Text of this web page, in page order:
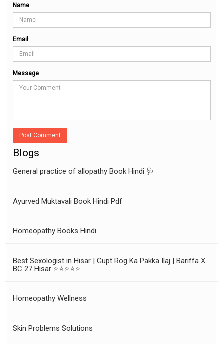
Name
Email
Message
Post Comment
Blogs
General practice of allopathy Book Hindi 🩺
Ayurved Muktavali Book Hindi Pdf
Homeopathy Books Hindi
Best Sexologist in Hisar | Gupt Rog Ka Pakka Ilaj | Bariffa X
BC 27 Hisar ⭐⭐⭐⭐⭐
Homeopathy Wellness
Skin Problems Solutions